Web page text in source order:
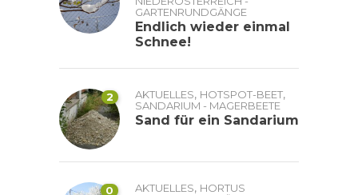
GARTENRUNDGÄNGE
Endlich wieder einmal
Schnee!
2 AKTUELLES, HOTSPOT-BEET,
SANDARIUM - MAGERBEETE
Sand für ein Sandarium
0 AKTUELLES, HORTUS